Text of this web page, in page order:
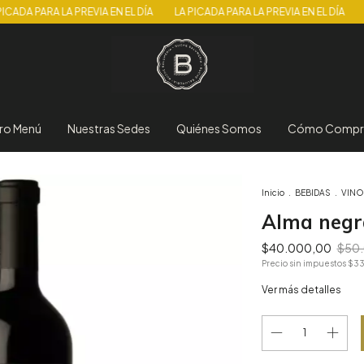
LA PREVIA EN EL DÍA LA PICADA PARA LA PREVIA EN EL DÍA LA PICADA
Menú Nuestras Sedes Quiénes Somos Cómo
Inicio BEBIDAS
Alma
$40.000,00
Precio sin impuestos
Ver más detalles